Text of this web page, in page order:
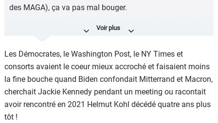
Aux USA, ce ne serait pas une première, très loin de là :
George Washington, John Adams. Au 19e : Abraham
"Une étude menée en 2006 par le centre médical de
l'Université Duke a d'ailleurs conclu qu'environ 27 % des
présidents américains (de 1776 à 1974) ont souffert d'une
forme de maladie mentale pendant leur mandat, dont la
dépression et les troubles bipolaires".
des MAGA), ça va pas mal bouger.
Mais d'ici là, c'est peut-être trump lui-même qui va partir
fréquents en public, et de ses publications ces dernières
heures qui ont frappé les esprits, à l'heure où les
interrogations sur sa forme physique et mentale se
multiplient.
L'ancien directeur du FBI : «Tu as l'air complètement
cinglé, mon vieux».
Les Démocrates, le Washington Post, le NY Times et
consorts avaient le coeur mieux accroché et faisaient moins
la fine bouche quand Biden confondait Mitterrand et Macron,
cherchait Jackie Kennedy pendant un meeting ou racontait
avoir rencontré en 2021 Helmut Kohl décédé quatre ans plus
tôt !